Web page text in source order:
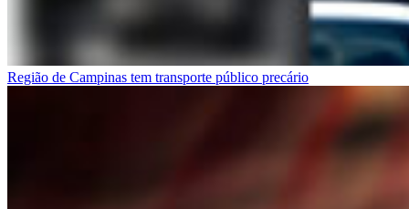
Região de Campinas tem transporte público precário